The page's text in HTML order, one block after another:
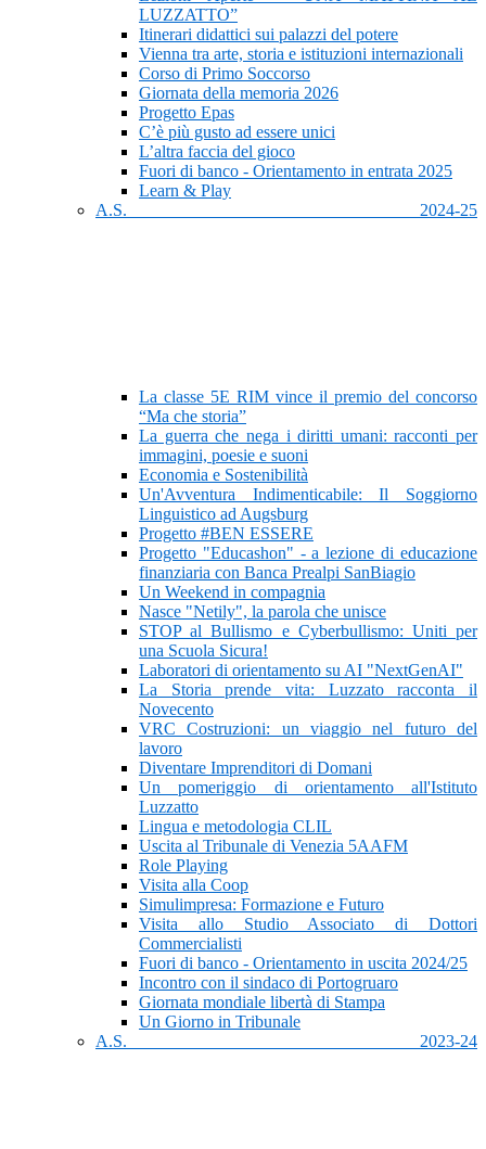
LUZZATTO”
Itinerari didattici sui palazzi del potere
Vienna tra arte, storia e istituzioni internazionali
Corso di Primo Soccorso
Giornata della memoria 2026
Progetto Epas
C’è più gusto ad essere unici
L’altra faccia del gioco
Fuori di banco - Orientamento in entrata 2025
Learn & Play
A.S. 2024-25
La classe 5E RIM vince il premio del concorso
“Ma che storia”
La guerra che nega i diritti umani: racconti per
immagini, poesie e suoni
Economia e Sostenibilità
Un'Avventura Indimenticabile: Il Soggiorno
Linguistico ad Augsburg
Progetto #BEN ESSERE
Progetto "Educashon" - a lezione di educazione
finanziaria con Banca Prealpi SanBiagio
Un Weekend in compagnia
Nasce "Netily", la parola che unisce
STOP al Bullismo e Cyberbullismo: Uniti per
una Scuola Sicura!
Laboratori di orientamento su AI "NextGenAI"
La Storia prende vita: Luzzato racconta il
Novecento
VRC Costruzioni: un viaggio nel futuro del
lavoro
Diventare Imprenditori di Domani
Un pomeriggio di orientamento all'Istituto
Luzzatto
Lingua e metodologia CLIL
Uscita al Tribunale di Venezia 5AAFM
Role Playing
Visita alla Coop
Simulimpresa: Formazione e Futuro
Visita allo Studio Associato di Dottori
Commercialisti
Fuori di banco - Orientamento in uscita 2024/25
Incontro con il sindaco di Portogruaro
Giornata mondiale libertà di Stampa
Un Giorno in Tribunale
A.S. 2023-24